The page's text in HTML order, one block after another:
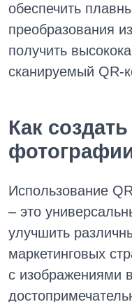
обеспечить
преобразования
получить
сканируемый QR-
Как
Использование
– это
улучшить
маркетинговых
с изображениями